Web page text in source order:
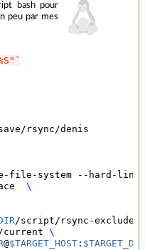
bash pour
peu par mes
`
rsync/denis
file-system --hard-
\
/script/rsync-exclude
current \
@$TARGET_HOST : $TARGET_DIR